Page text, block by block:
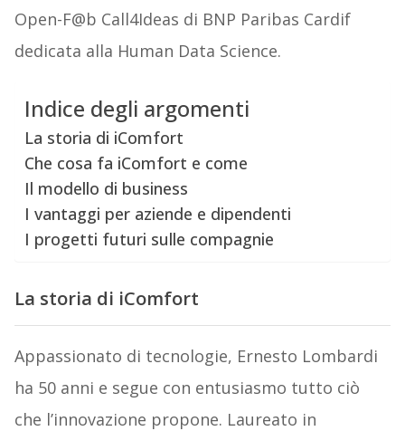
Open-F@b Call4Ideas di BNP Paribas Cardif
dedicata alla Human Data Science.
Indice degli argomenti
La storia di iComfort
Che cosa fa iComfort e come
Il modello di business
I vantaggi per aziende e dipendenti
I progetti futuri sulle compagnie
La storia di iComfort
Appassionato di tecnologie, Ernesto Lombardi
ha 50 anni e segue con entusiasmo tutto ciò
che l’innovazione propone. Laureato in